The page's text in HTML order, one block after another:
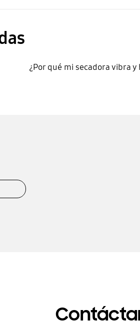
¿Por qué mi secadora vibra y